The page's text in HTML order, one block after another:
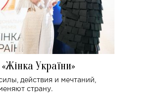
України»
действия и мечтаний,
страну.